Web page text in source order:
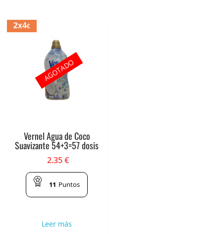
2x4€
Vernel Agua de Coco
Suavizante 54+3=57 dosis
2.35€
11 Puntos
Leer más
AGOTADO